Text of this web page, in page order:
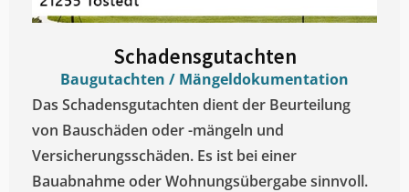
Schadensgutachten
Baugutachten / Mängeldokumentation
Das Schadensgutachten dient der Beurteilung
von Bauschäden oder -mängeln und
Versicherungsschäden. Es ist bei einer
Bauabnahme oder Wohnungsübergabe sinnvoll.